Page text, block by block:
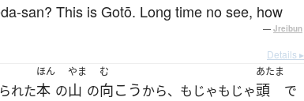
san? This is Gotō. Long time no see, how
— Jreibun
Details ▸
れた
ほん
本 の
やま
山 の
む
向こうから、もじゃもじゃ
あたま
頭 で